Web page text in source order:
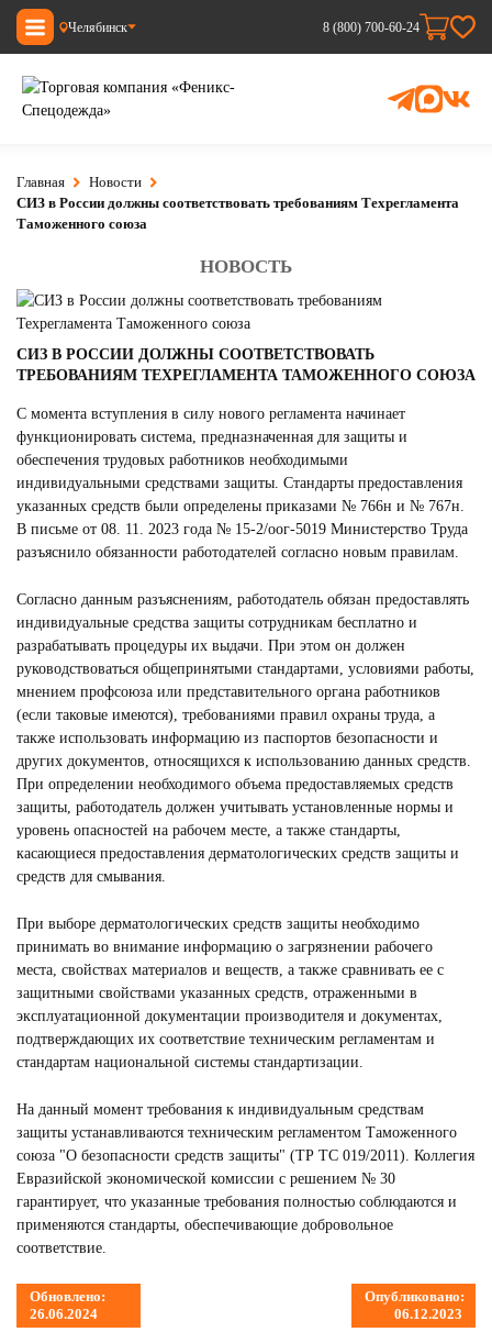
Челябинск 8 (800) 700-60-24
Главная
Новости
СИЗ в России должны соответствовать требованиям Техрегламента
Таможенного союза
НОВОСТЬ
СИЗ В РОССИИ ДОЛЖНЫ СООТВЕТСТВОВАТЬ
ТРЕБОВАНИЯМ ТЕХРЕГЛАМЕНТА ТАМОЖЕННОГО СОЮЗА
С момента вступления в силу нового регламента начинает
функционировать система, предназначенная для защиты и
обеспечения трудовых работников необходимыми
индивидуальными средствами защиты. Стандарты предоставления
указанных средств были определены приказами № 766н и № 767н.
В письме от 08. 11. 2023 года № 15-2/оог-5019 Министерство Труда
разъяснило обязанности работодателей согласно новым правилам.
Согласно данным разъяснениям, работодатель обязан предоставлять
индивидуальные средства защиты сотрудникам бесплатно и
разрабатывать процедуры их выдачи. При этом он должен
руководствоваться общепринятыми стандартами, условиями работы,
мнением профсоюза или представительного органа работников
(если таковые имеются), требованиями правил охраны труда, а
также использовать информацию из паспортов безопасности и
других документов, относящихся к использованию данных средств.
При определении необходимого объема предоставляемых средств
защиты, работодатель должен учитывать установленные нормы и
уровень опасностей на рабочем месте, а также стандарты,
касающиеся предоставления дерматологических средств защиты и
средств для смывания.
При выборе дерматологических средств защиты необходимо
принимать во внимание информацию о загрязнении рабочего
места, свойствах материалов и веществ, а также сравнивать ее с
защитными свойствами указанных средств, отраженными в
эксплуатационной документации производителя и документах,
подтверждающих их соответствие техническим регламентам и
стандартам национальной системы стандартизации.
На данный момент требования к индивидуальным средствам
защиты устанавливаются техническим регламентом Таможенного
союза "О безопасности средств защиты" (ТР ТС 019/2011). Коллегия
Евразийской экономической комиссии с решением № 30
гарантирует, что указанные требования полностью соблюдаются и
применяются стандарты, обеспечивающие добровольное
соответствие.
Обновлено:
26.06.2024
Опубликовано:
06.12.2023